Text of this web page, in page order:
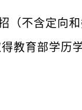
不含定向
教育部学历学